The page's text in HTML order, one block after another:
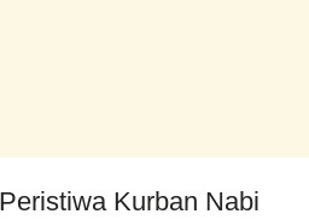
Kurban Nabi